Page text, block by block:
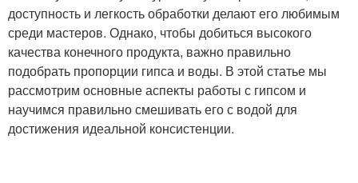
доступность и легкость обработки делают его любимым
среди мастеров. Однако, чтобы добиться высокого
качества конечного продукта, важно правильно
подобрать пропорции гипса и воды. В этой статье мы
рассмотрим основные аспекты работы с гипсом и
научимся правильно смешивать его с водой для
достижения идеальной консистенции.